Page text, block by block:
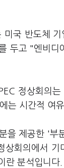
미국 반도체
두고 "엔비
정상회의
는 시간적 여
을 제공한 '
회의에서
란 분석입니